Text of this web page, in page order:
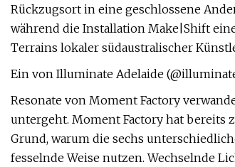
Rückzugsort in eine geschlossene
während die Installation Make|Shift
Terrains lokaler südaustralischer
Ein von Illuminate Adelaide
Resonate von Moment Factory
untergeht. Moment Factory hat bereits
Grund, warum die sechs
fesselnde Weise nutzen. Wechselnde